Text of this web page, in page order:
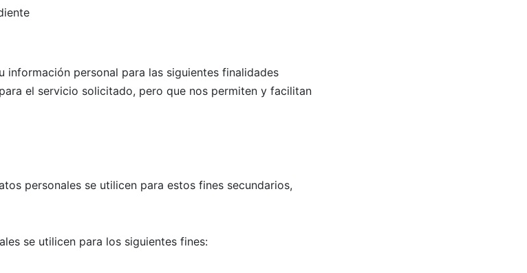
información personal para las siguientes finalidades
el servicio solicitado, pero que nos permiten y facilitan
personales se utilicen para estos fines secundarios,
se utilicen para los siguientes fines: